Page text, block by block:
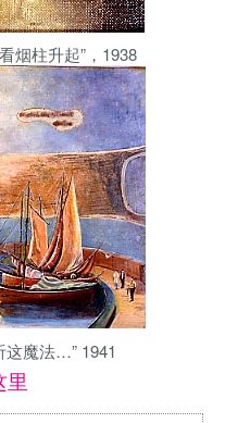
烟柱升起”，1938
这魔法…” 1941
里